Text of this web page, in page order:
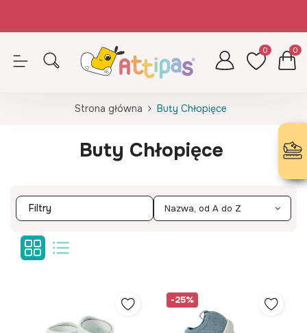
0 0
Strona główna Buty Chłopięce
Buty Chłopięce
Filtry Nazwa, od A do Z
-25%